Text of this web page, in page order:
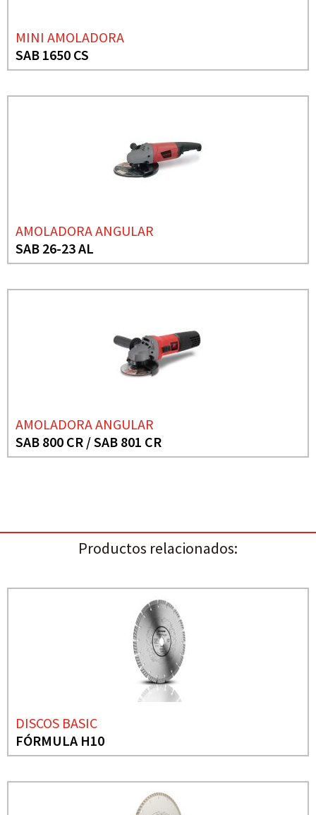
MINI AMOLADORA
SAB 1650 CS
AMOLADORA ANGULAR
SAB 26-23 AL
AMOLADORA ANGULAR
SAB 800 CR / SAB 801 CR
Productos relacionados:
DISCOS BASIC
FÓRMULA H10